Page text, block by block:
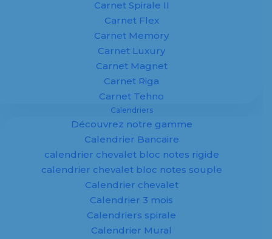
Carnet Spirale II
Carnet Flex
Carnet Memory
Carnet Luxury
Carnet Magnet
Carnet Riga
Carnet Tehno
Calendriers
Découvrez notre gamme
Calendrier Bancaire
calendrier chevalet bloc notes rigide
calendrier chevalet bloc notes souple
Calendrier chevalet
Calendrier 3 mois
Calendriers spirale
Calendrier Mural
Agendas, calendriers et carnets
votre image : offrez à vos clients un support
utile, durable et visible toute l’année.
✔ Impression professionnelle
✔ Adapté aux entreprises
En savoir plus